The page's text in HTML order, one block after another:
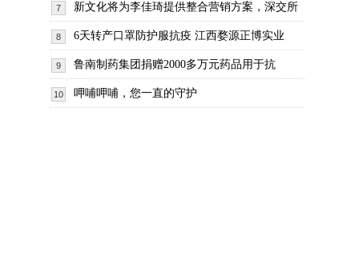
7 新文化将为李佳琦提供整合营销方案，深交所
8 6天转产口罩防护服抗疫 江西婺源正博实业
9 鲁南制药集团捐赠2000多万元药品用于抗
10 呷哺呷哺，您一直的守护